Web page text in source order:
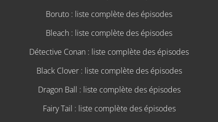
Boruto : liste complète des épisodes
Bleach : liste complète des épisodes
Détective Conan : liste complète des épisodes
Black Clover : liste complète des épisodes
Dragon Ball : liste complète des épisodes
Fairy Tail : liste complète des épisodes